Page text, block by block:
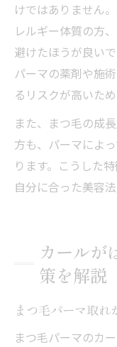
けではありません
レルギー体質の方
避けたほうが良い
パーマの薬剤や施
るリスクが高いため
また、まつ毛の成
方も、パーマによ
ります。こうした
自分に合った美容
カールが
策を解説
まつ毛パーマ取れ
まつ毛パーマのカ